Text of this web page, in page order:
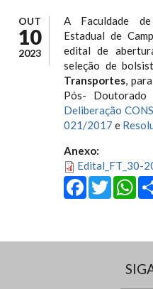
OUT
10
2023
A Faculdade
Estadual de
edital de
seleção de
Transportes,
Pós- Doutorado
Deliberação
021/2017 e
Anexo:
Edital_FT_30-